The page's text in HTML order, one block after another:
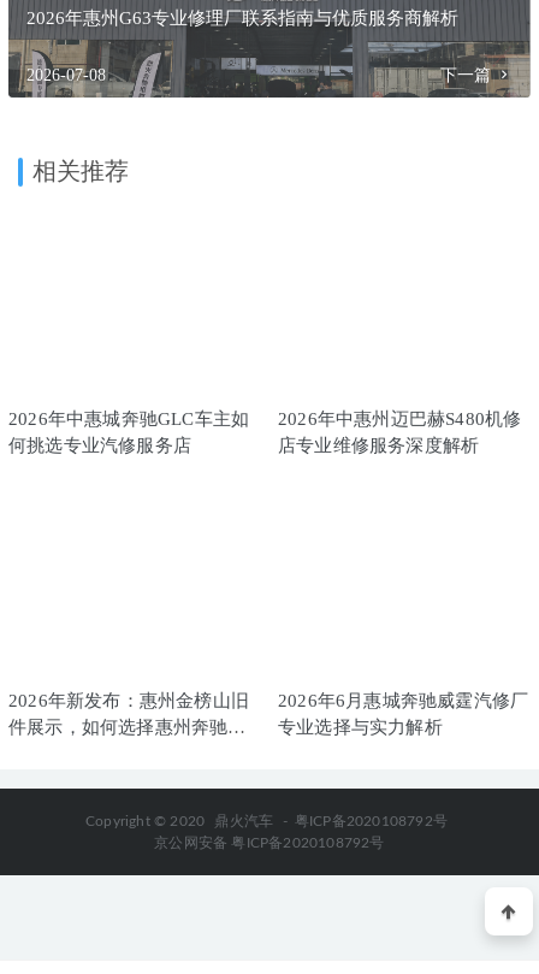
2026年惠州G63专业修理厂联系指南与优质服务商解析
2026-07-08 下一篇
相关推荐
2026年中惠城奔驰GLC车主如
何挑选专业汽修服务店
2026年中惠州迈巴赫S480机修
店专业维修服务深度解析
2026年新发布：惠州金榜山旧
件展示，如何选择惠州奔驰变
2026年6月惠城奔驰威霆汽修厂
专业选择与实力解析
Copyright © 2020 鼎火汽车 - 粤ICP备2020108792号
京公网安备 粤ICP备2020108792号